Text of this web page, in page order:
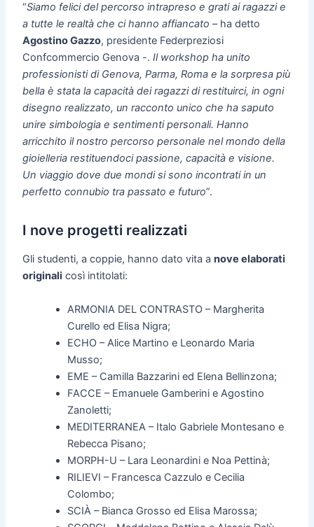
“Siamo felici del percorso intrapreso e grati ai ragazzi e
a tutte le realtà che ci hanno affiancato – ha detto
Agostino Gazzo, presidente Federpreziosi
Confcommercio Genova -.Il workshop ha unito
professionisti di Genova, Parma, Roma e la sorpresa più
bella è stata la capacità dei ragazzi di restituirci, in ogni
disegno realizzato, un racconto unico che ha saputo
unire simbologia e sentimenti personali. Hanno
arricchito il nostro percorso personale nel mondo della
gioielleria restituendoci passione, capacità e visione.
Un viaggio dove due mondi si sono incontrati in un
perfetto connubio tra passato e futuro”.
I nove progetti realizzati
Gli studenti, a coppie, hanno dato vita anove elaborati
originali così intitolati:
ARMONIA DEL CONTRASTO – Margherita
Curello ed Elisa Nigra;
ECHO – Alice Martino e Leonardo Maria
Musso;
EME – Camilla Bazzarini ed Elena Bellinzona;
FACCE – Emanuele Gamberini e Agostino
Zanoletti;
MEDITERRANEA – Italo Gabriele Montesano e
Rebecca Pisano;
MORPH-U – Lara Leonardini e Noa Pettinà;
RILIEVI – Francesca Cazzulo e Cecilia
Colombo;
SCIÀ – Bianca Grosso ed Elisa Marossa;